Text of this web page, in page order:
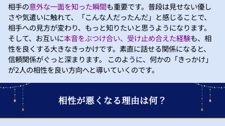
相手の意外な一面を知った瞬間も重要です。普段は見せない優し
さや気遣いに触れて、「こんな人だったんだ」と感じることで、
相手への見方が変わり、もっと知りたいと思うようになります。
そして、お互いに本音をぶつけ合い、受け止め合えた経験も、相
性を良くする大きなきっかけです。素直に話せる関係になると、
信頼関係がぐっと深まります。 このように、何かの「きっかけ」
が2人の相性を良い方向へと導いていくのです。
相性が悪くなる理由は何？